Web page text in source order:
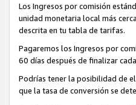
Los Ingresos por comisión
unidad monetaria local más
descrita en tu tabla de tarifas.
Pagaremos los Ingresos por
60 días después de finalizar
Podrías tener la posibilidad de
que la tasa de conversión se